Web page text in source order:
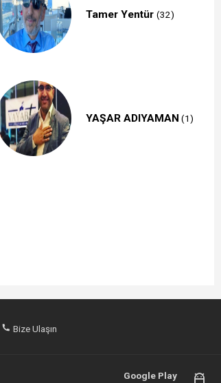
Tamer Yentür (32)
YAŞAR ADIYAMAN (1)
Bize Ulaşın
Google Play